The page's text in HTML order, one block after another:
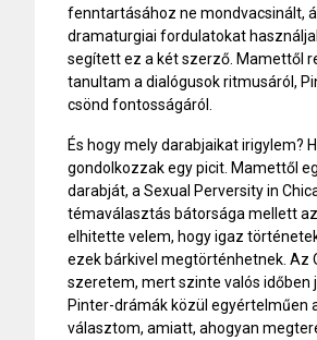
fenntartásához ne mondvacsinált,
dramaturgiai fordulatokat
segített ez a két szerző. Mamettől
tanultam a dialógusok ritmusáról,
csönd fontosságáról.
És hogy mely darabjaikat irigylem?
gondolkozzak egy picit. Mamettől
darabját, a Sexual Perversity in
témaválasztás bátorsága mellett
elhitette velem, hogy igaz
ezek bárkivel megtörténhetnek. Az
szeretem, mert szinte valós időben
Pinter-drámák közül egyértelműen
választom, amiatt, ahogyan